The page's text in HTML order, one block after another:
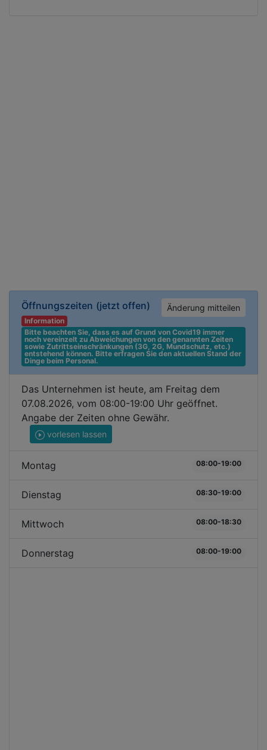
Öffnungszeiten (jetzt offen) Änderung mitteilen
Information
Bitte beachten Sie, dass es auf Grund von Covid19 immer
noch vereinzelt zu Abweichungen von den genannten Zeiten
sowie Zutrittseinschränkungen (3G, 2G, Mundschutz, etc.)
entstehend können. Bitte erfragen Sie den aktuellen Stand der
Dinge beim Personal.
Das Unternehmen ist heute, am Freitag dem
07.08.2026, vom 08:00-19:00 Uhr geöffnet.
Angabe der Zeiten ohne Gewähr.
vorlesen lassen
Montag 08:00-19:00
Dienstag 08:30-19:00
Mittwoch 08:00-18:30
Donnerstag 08:00-19:00